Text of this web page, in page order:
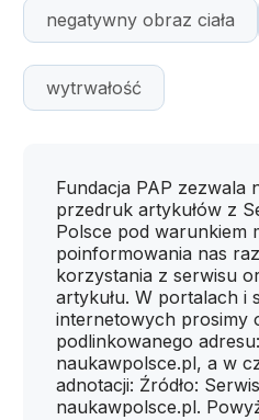
negatywny obraz ciała
wytrwałość
Fundacja PAP zezwala
przedruk artykułów z
Polsce pod warunkiem
poinformowania nas
korzystania z serwisu
artykułu. W portalach i
internetowych prosimy
podlinkowanego
naukawpolsce.pl, a w
adnotacji: Źródło:
naukawpolsce.pl.